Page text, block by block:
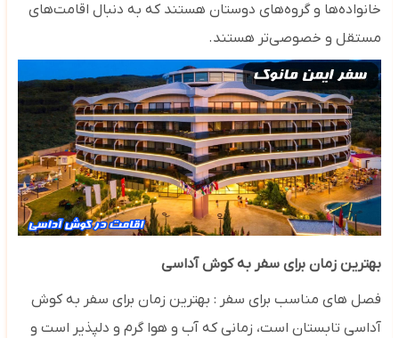
خانواده‌ها و گروه‌های دوستان هستند که به دنبال اقامت‌های
مستقل و خصوصی‌تر هستند.
بهترین زمان برای سفر به کوش آداسی
فصل های مناسب برای سفر : بهترین زمان برای سفر به کوش
آداسی تابستان است، زمانی که آب و هوا گرم و دلپذیر است و